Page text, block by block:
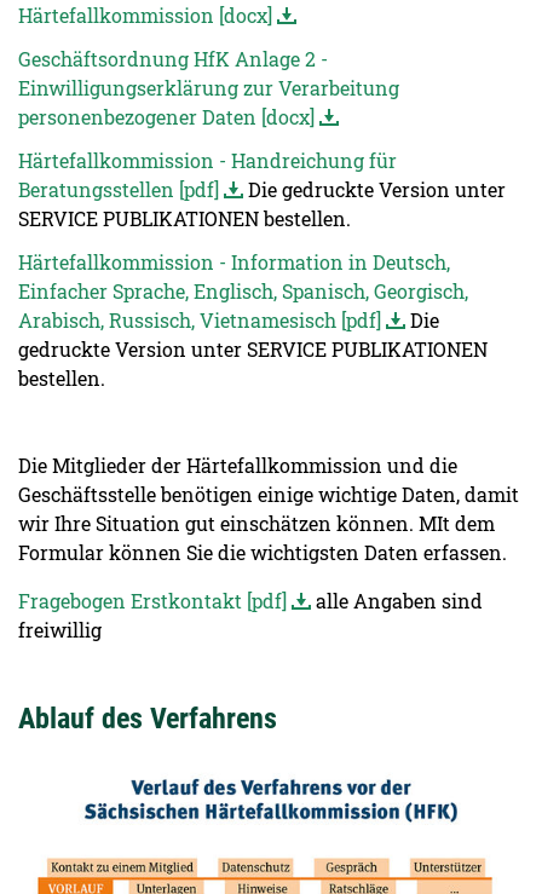
Härtefallkommission [docx]
Geschäftsordnung HfK Anlage 2 -
Einwilligungserklärung zur Verarbeitung
personenbezogener Daten [docx]
Härtefallkommission - Handreichung für
Beratungsstellen [pdf]
Die gedruckte Version unter
SERVICE PUBLIKATIONEN bestellen.
Härtefallkommission - Information in Deutsch,
Einfacher Sprache, Englisch, Spanisch, Georgisch,
Arabisch, Russisch, Vietnamesisch [pdf]
Die
gedruckte Version unter SERVICE PUBLIKATIONEN
bestellen.
Die Mitglieder der Härtefallkommission und die
Geschäftsstelle benötigen einige wichtige Daten, damit
wir Ihre Situation gut einschätzen können. MIt dem
Formular können Sie die wichtigsten Daten erfassen.
Fragebogen Erstkontakt [pdf]
alle Angaben sind
freiwillig
Ablauf des Verfahrens